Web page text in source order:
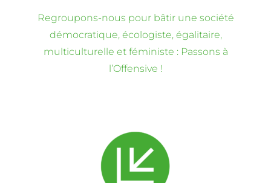
Regroupons-nous pour bâtir une société
démocratique, écologiste, égalitaire,
multiculturelle et féministe : Passons à
l’Offensive !